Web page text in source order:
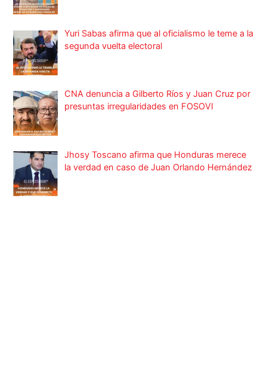
Yuri Sabas afirma que al oficialismo le teme a la
segunda vuelta electoral
CNA denuncia a Gilberto Ríos y Juan Cruz por
presuntas irregularidades en FOSOVI
Jhosy Toscano afirma que Honduras merece
la verdad en caso de Juan Orlando Hernández